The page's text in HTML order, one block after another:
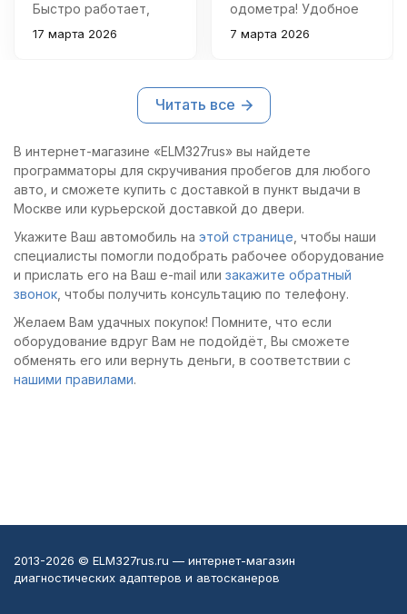
Быстро работает,
поддержка
прошивка. Удобно
кабелей не
требуется.
Рекомендую всем,
кто занимается чип-
тюнингом.
17 марта 2026
одометра! Удобное
меню, качественный
делают работу
быстрой и
комфортной.
кто профессионально
занимается ремонтом
авто.
7 марта 2026
Читать все
В интернет-магазине «ELM327rus» вы найдете
программаторы для скручивания пробегов для любого
авто, и сможете купить с доставкой в пункт выдачи в
Москве или курьерской доставкой до двери.
Укажите Ваш автомобиль на этой странице , чтобы наши
специалисты помогли подобрать рабочее оборудование
и прислать его на Ваш e-mail или закажите обратный
звонок , чтобы получить консультацию по телефону.
Желаем Вам удачных покупок! Помните, что если
оборудование вдруг Вам не подойдёт, Вы сможете
обменять его или вернуть деньги, в соответствии с
нашими правилами.
2013-2026 © ELM327rus.ru — интернет-магазин
диагностических адаптеров и автосканеров